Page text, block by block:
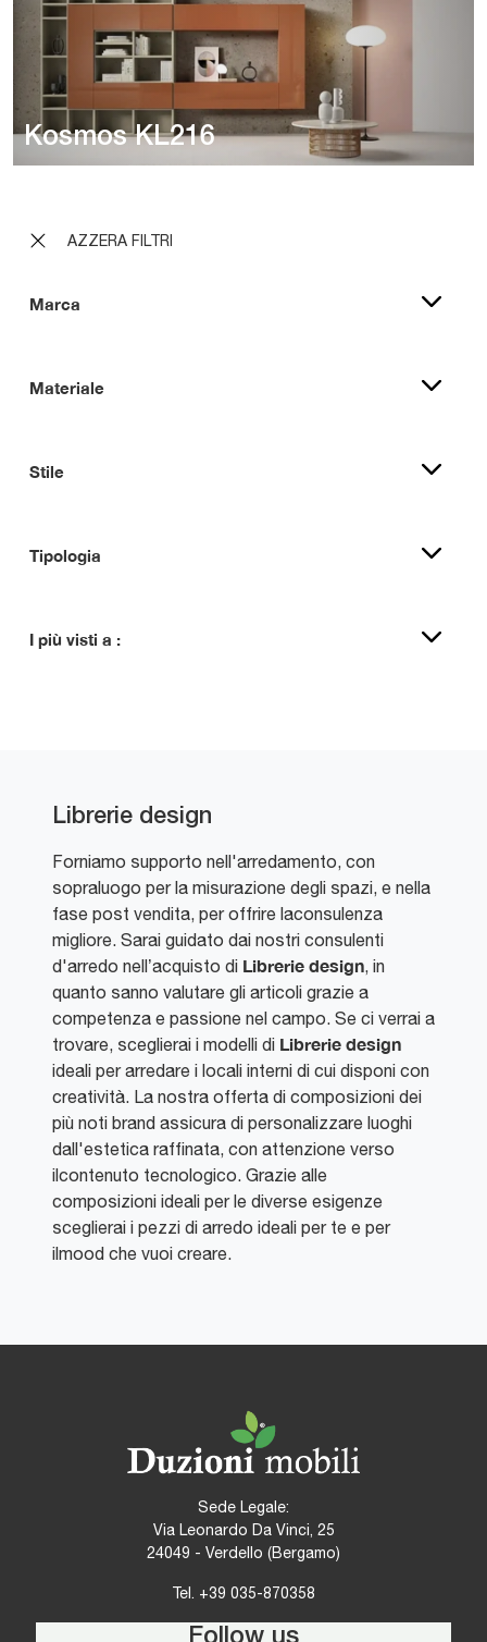
AZZERA FILTRI
Marca
Materiale
Stile
Tipologia
I più visti a :
Kosmos KL216
Librerie design
Forniamo supporto nell'arredamento, con
sopraluogo per la misurazione degli spazi, e nella
fase post vendita, per offrire laconsulenza
migliore. Sarai guidato dai nostri consulenti
d'arredo nell’acquisto di Librerie design, in
quanto sanno valutare gli articoli grazie a
competenza e passione nel campo. Se ci verrai a
trovare, sceglierai i modelli di Librerie design
ideali per arredare i locali interni di cui disponi con
creatività. La nostra offerta di composizioni dei
più noti brand assicura di personalizzare luoghi
dall'estetica raffinata, con attenzione verso
ilcontenuto tecnologico. Grazie alle
composizioni ideali per le diverse esigenze
sceglierai i pezzi di arredo ideali per te e per
ilmood che vuoi creare.
Sede Legale:
Via Leonardo Da Vinci, 25
24049 - Verdello (Bergamo)
Tel. +39 035-870358
Follow us